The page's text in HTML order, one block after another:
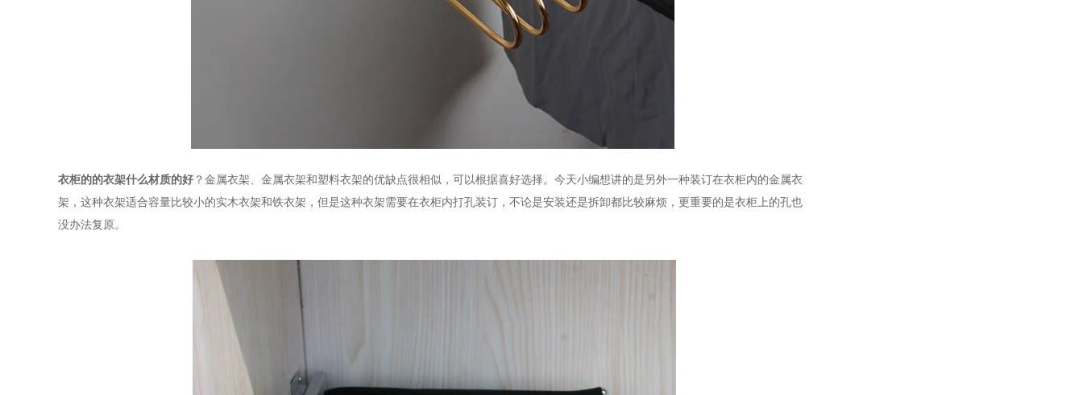
衣柜的的衣架什么材质的好 ？金属衣架、金属衣架和塑料衣架的优缺点很相似，可以根据喜好选择。今天小编想讲的是另外一种装订在衣柜内的金属衣
架，这种衣架适合容量比较小的实木衣架和铁衣架，但是这种衣架需要在衣柜内打孔装订，不论是安装还是拆卸都比较麻烦，更重要的是衣柜上的孔也
没办法复原。